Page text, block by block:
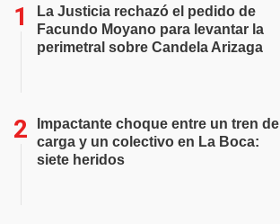
La Justicia rechazó el pedido de
Facundo Moyano para levantar la
perimetral sobre Candela Arizaga
Impactante choque entre un tren de
carga y un colectivo en La Boca:
siete heridos